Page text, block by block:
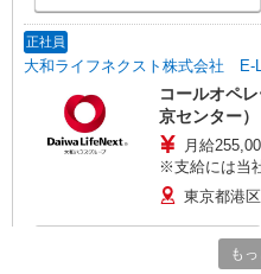
正社員
大和ライフネクスト株式会社 E-
コールオペ
京センター）
月給
※支給には当
260,700円/月
給の2〜3ヶ
準評価の場合
2,000円」と
東京都港区
も